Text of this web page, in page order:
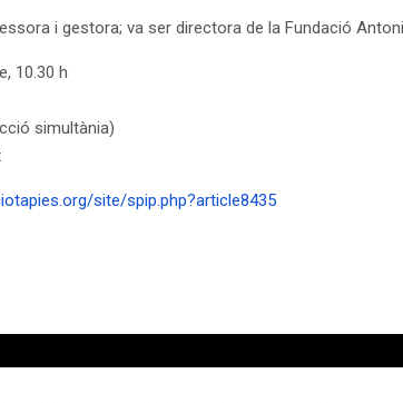
i gestora; va ser directora de la Fundació
10.30 h
simultània)
site/spip.php?article8435